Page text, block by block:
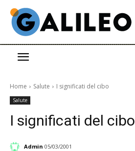
Home Salute I significati del cibo
Salute
I significati del cibo
Admin 05/03/2001